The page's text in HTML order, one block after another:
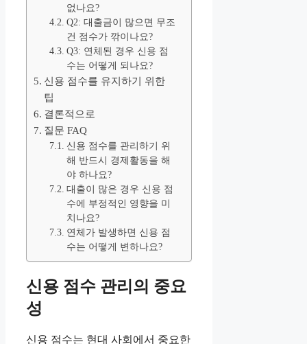
없나요?
Q2: 대출금이 많으면 무조
건 점수가 깎이나요?
Q3: 연체된 경우 신용 점
수는 어떻게 되나요?
신용 점수를 유지하기 위한
팁
결론적으로
질문 FAQ
신용 점수를 관리하기 위
해 반드시 경제활동을 해
야 하나요?
대출이 많은 경우 신용 점
수에 부정적인 영향을 미
치나요?
연체가 발생하면 신용 점
수는 어떻게 변하나요?
신용 점수 관리의 중요
성
신용 점수는 현대 사회에서 중요한